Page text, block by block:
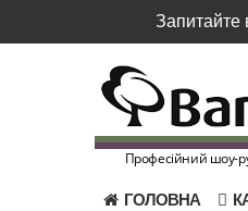
Запитайте
Професійний шоу-
ГОЛОВНА